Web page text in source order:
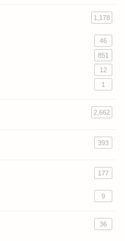
1,178
46
851
12
1
2,662
393
177
9
36